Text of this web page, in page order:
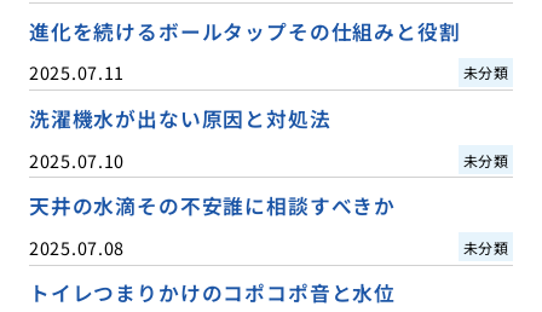
進化を続けるボールタップその仕組みと役割
2025.07.11 未分類
洗濯機水が出ない原因と対処法
2025.07.10 未分類
天井の水滴その不安誰に相談すべきか
2025.07.08 未分類
トイレつまりかけのコポコポ音と水位